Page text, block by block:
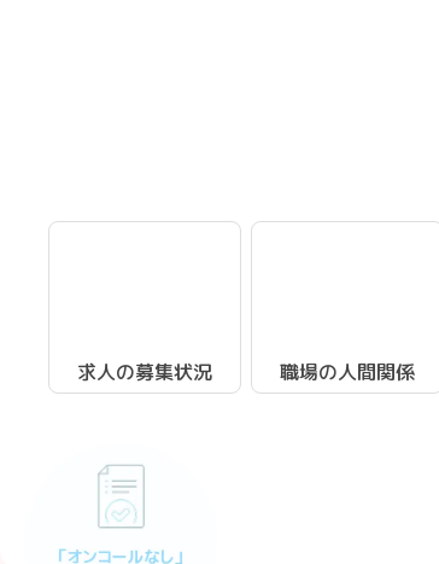
求人の募集状況 職場の人間関係